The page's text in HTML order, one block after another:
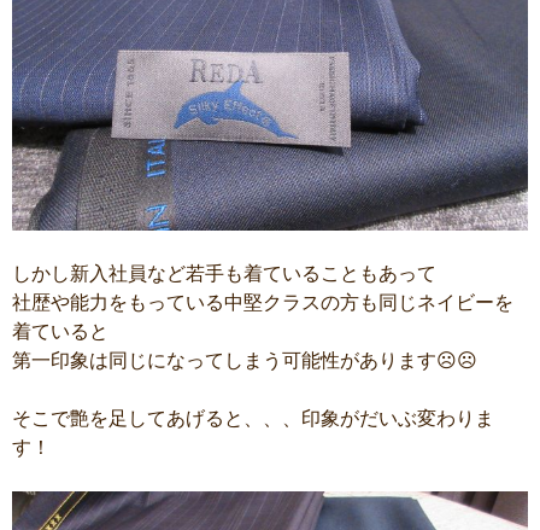
しかし新入社員など若手も着ていることもあって
社歴や能力をもっている中堅クラスの方も同じネイビーを
着ていると
第一印象は同じになってしまう可能性があります☹☹
そこで艶を足してあげると、、、印象がだいぶ変わりま
す！